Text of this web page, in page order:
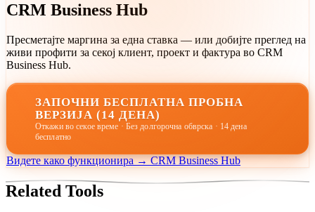
CRM Business Hub
Пресметајте маргина за една ставка — или добијте преглед на
живи профити за секој клиент, проект и фактура во CRM
Business Hub.
ЗАПОЧНИ БЕСПЛАТНА ПРОБНА
ВЕРЗИЈА (14 ДЕНА)
Откажи во секое време · Без долгорочна обврска · 14 дена
бесплатно
Видете како функционира → CRM Business Hub
Related Tools